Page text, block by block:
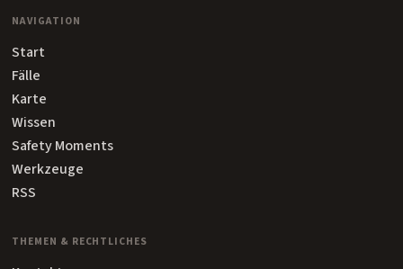
NAVIGATION
Start
Fälle
Karte
Wissen
Safety Moments
Werkzeuge
RSS
THEMEN & RECHTLICHES